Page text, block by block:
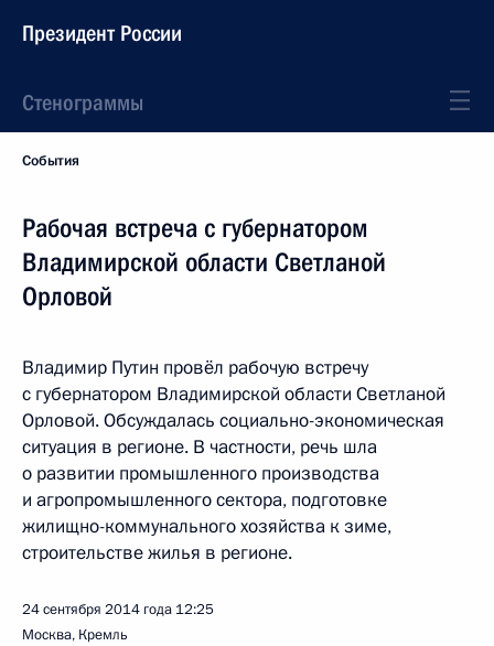
Президент России
Стенограммы
События
Рабочая встреча с губернатором
Владимирской области Светланой
Орловой
Владимир Путин провёл рабочую встречу
с губернатором Владимирской области Светланой
Орловой. Обсуждалась социально-экономическая
ситуация в регионе. В частности, речь шла
о развитии промышленного производства
и агропромышленного сектора, подготовке
жилищно-коммунального хозяйства к зиме,
строительстве жилья в регионе.
24 сентября 2014 года 12:25
Москва, Кремль